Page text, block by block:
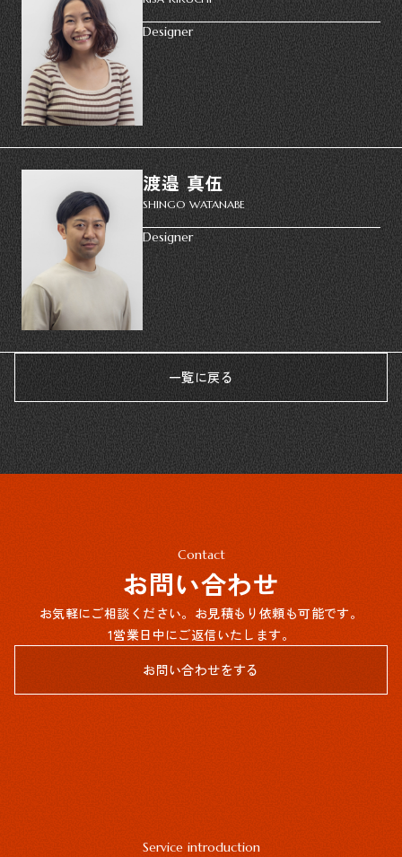
Designer
渡邉 真伍
SHINGO WATANABE
Designer
一覧に戻る
Contact
お問い合わせ
お気軽にご相談ください。お見積もり依頼も可能です。
1営業日中にご返信いたします。
お問い合わせをする
Service introduction